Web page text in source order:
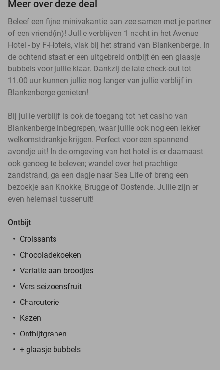
Meer over deze deal
Beleef een fijne minivakantie aan zee samen met je partner
of een vriend(in)! Jullie verblijven 1 nacht in het Avenue
Hotel - by F-Hotels, vlak bij het strand van Blankenberge. In
de ochtend staat er een uitgebreid ontbijt én een glaasje
bubbels voor jullie klaar. Dankzij de late check-out tot
11.00 uur kunnen jullie nog langer van jullie verblijf in
Blankenberge genieten!
Bij jullie verblijf is ook de toegang tot het casino van
Blankenberge inbegrepen, waar jullie ook nog een lekker
welkomstdrankje krijgen. Perfect voor een spannend
avondje uit! In de omgeving van het hotel is er daarnaast
ook genoeg te beleven; wandel over het prachtige
zandstrand, ga een dagje naar Sea Life of breng een
bezoekje aan Knokke, Brugge of Oostende. Jullie zijn er
even helemaal tussenuit!
Ontbijt
Croissants
Chocoladekoeken
Variatie aan broodjes
Vers seizoensfruit
Charcuterie
Kazen
Ontbijtgranen
+ glaasje bubbels